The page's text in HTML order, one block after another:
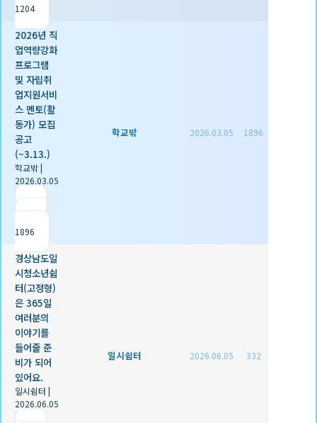
1204
2026년 직
업역량강화
프로그램
및 자립취
업지원서비
스 멘토(활
동가) 모집
공고
(~3.13.)
학교밖|
2026.03.05
|
1896
학교밖 2026.03.05 1896
경상남도일
시청소년쉼
터(고정형)
은 365일
여러분의
이야기를
들어줄 준
비가 되어
있어요.
일시쉼터 |
2026.06.05
|
일시쉼터 2026.06.05 332